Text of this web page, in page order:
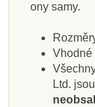
Přidat do
Přidat do
Zobrazit
Přidat do
ony samy.
Vhodné
Ltd. jsou